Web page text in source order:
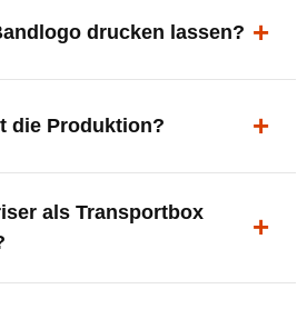
und gut sichtbar.drucken lassen?
Marke.
die Produktion?
kostenfrei.
als Transportbox